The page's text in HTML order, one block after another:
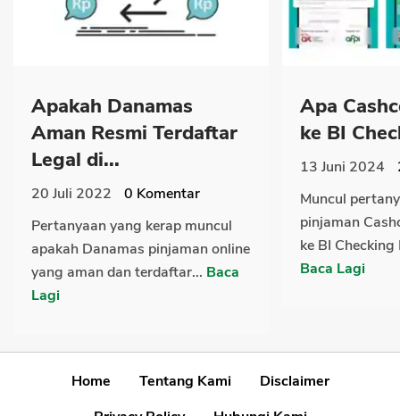
Apakah Danamas
Aman Resmi Terdaftar
Legal di...
20 Juli 2022 0 Komentar
Pertanyaan yang kerap muncul
apakah Danamas pinjaman online
yang aman dan terdaftar... Baca
Lagi
Apa
ke BI
13 Juni 2024
Muncul
pinjaman
ke BI
Baca Lagi
Home Tentang Kami
Disclaimer